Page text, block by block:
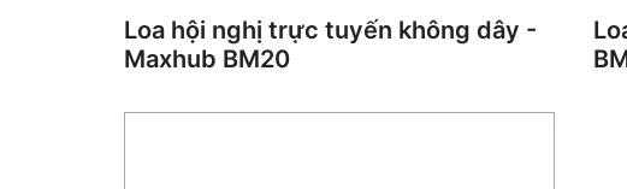
Loa hội nghị trực tuyến không dây -
Maxhub BM20